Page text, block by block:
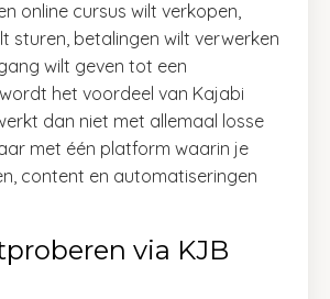
online cursus wilt verkopen,
sturen, betalingen wilt verwerken
wilt geven tot een
het voordeel van Kajabi
dan niet met allemaal losse
met één platform waarin je
content en automatiseringen
via KJB